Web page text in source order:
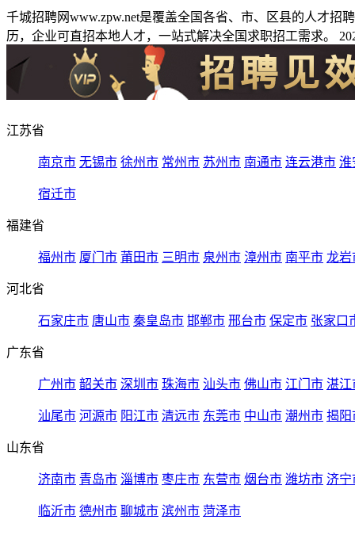
千城招聘网www.zpw.net是覆盖全国各省、市、区县的人才
历，企业可直招本地人才，一站式解决全国求职招工需求。
江苏省
南京市 无锡市 徐州市 常州市 苏州市 南通市 连云港市 淮
宿迁市
福建省
福州市 厦门市 莆田市 三明市 泉州市 漳州市 南平市 龙岩
河北省
石家庄市 唐山市 秦皇岛市 邯郸市 邢台市 保定市 张家口
广东省
广州市 韶关市 深圳市 珠海市 汕头市 佛山市 江门市 湛江
汕尾市 河源市 阳江市 清远市 东莞市 中山市 潮州市 揭阳
山东省
济南市 青岛市 淄博市 枣庄市 东营市 烟台市 潍坊市 济宁
临沂市 德州市 聊城市 滨州市 菏泽市